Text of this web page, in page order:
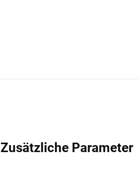
Zusätzliche Parameter